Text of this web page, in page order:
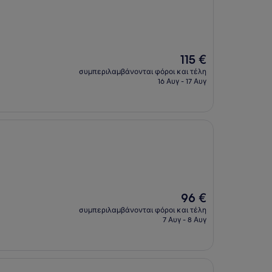
Η
τιμή
είναι
115 €
συμπεριλαμβάνονται φόροι και τέλη
16 Αυγ - 17 Αυγ
Η
τιμή
είναι
96 €
συμπεριλαμβάνονται φόροι και τέλη
7 Αυγ - 8 Αυγ